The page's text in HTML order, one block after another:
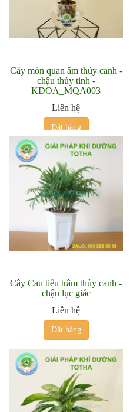
Cây môn quan âm thủy canh -
chậu thủy tinh -
KDOA_MQA003
Liên hệ
Đặt hàng
Cây Cau tiểu trâm thủy canh -
chậu lục giác
Liên hệ
Đặt hàng